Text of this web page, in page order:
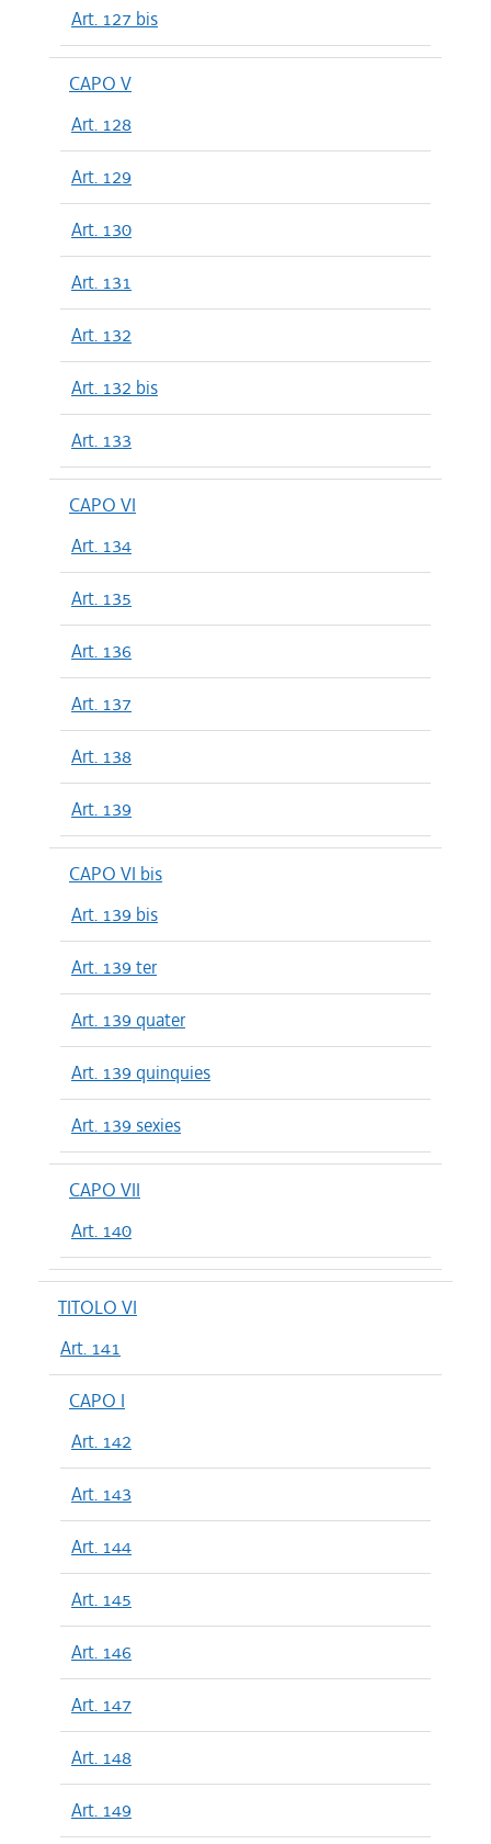
Art. 127 bis
CAPO V
Art. 128
Art. 129
Art. 130
Art. 131
Art. 132
Art. 132 bis
Art. 133
CAPO VI
Art. 134
Art. 135
Art. 136
Art. 137
Art. 138
Art. 139
CAPO VI bis
Art. 139 bis
Art. 139 ter
Art. 139 quater
Art. 139 quinquies
Art. 139 sexies
CAPO VII
Art. 140
TITOLO VI
Art. 141
CAPO I
Art. 142
Art. 143
Art. 144
Art. 145
Art. 146
Art. 147
Art. 148
Art. 149